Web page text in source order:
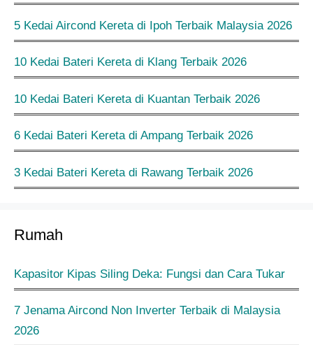
5 Kedai Aircond Kereta di Ipoh Terbaik Malaysia 2026
10 Kedai Bateri Kereta di Klang Terbaik 2026
10 Kedai Bateri Kereta di Kuantan Terbaik 2026
6 Kedai Bateri Kereta di Ampang Terbaik 2026
3 Kedai Bateri Kereta di Rawang Terbaik 2026
Rumah
Kapasitor Kipas Siling Deka: Fungsi dan Cara Tukar
7 Jenama Aircond Non Inverter Terbaik di Malaysia
2026